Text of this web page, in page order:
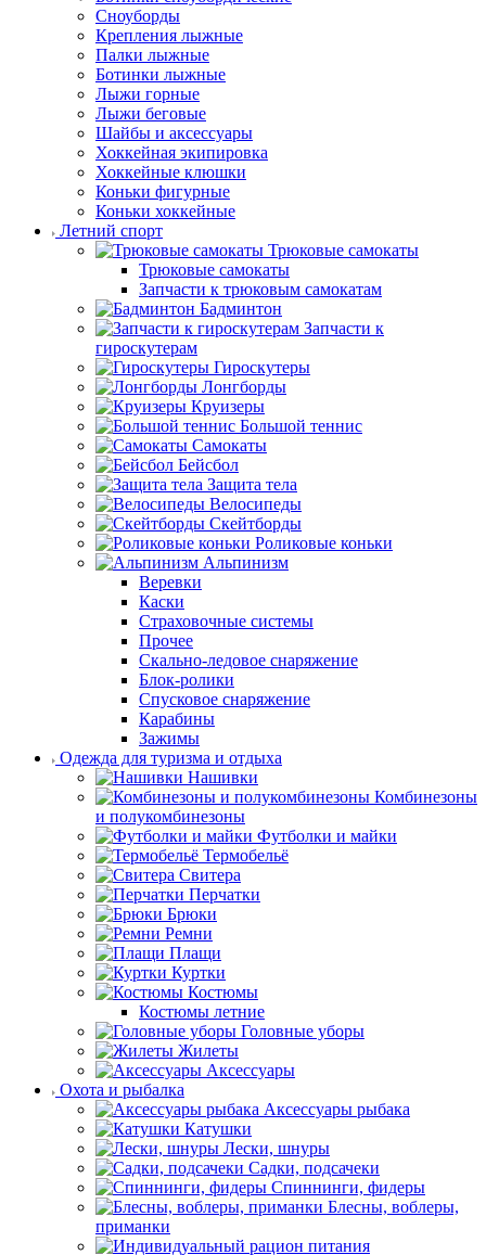
Сноуборды
Крепления лыжные
Палки лыжные
Ботинки лыжные
Лыжи горные
Лыжи беговые
Шайбы и аксессуары
Хоккейная экипировка
Хоккейные клюшки
Коньки фигурные
Коньки хоккейные
Летний спорт
Трюковые самокаты
Трюковые самокаты
Запчасти к трюковым самокатам
Бадминтон
Запчасти к
гироскутерам
Гироскутеры
Лонгборды
Круизеры
Большой теннис
Самокаты
Бейсбол
Защита тела
Велосипеды
Скейтборды
Роликовые коньки
Альпинизм
Веревки
Каски
Страховочные системы
Прочее
Скально-ледовое снаряжение
Блок-ролики
Спусковое снаряжение
Карабины
Зажимы
Одежда для туризма и отдыха
Нашивки
Комбинезоны
и полукомбинезоны
Футболки и майки
Термобельё
Свитера
Перчатки
Брюки
Ремни
Плащи
Куртки
Костюмы
Костюмы летние
Головные уборы
Жилеты
Аксессуары
Охота и рыбалка
Аксессуары рыбака
Катушки
Лески, шнуры
Садки, подсачеки
Спиннинги, фидеры
Блесны, воблеры,
приманки